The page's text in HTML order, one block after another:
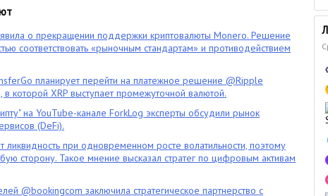
о прекращении поддержки криптовалюты Monero. Решение
соответствовать «рыночным стандартам» и противодействием
планирует перейти на платежное решение @Ripple
которой XRP выступает промежуточной валютой.
на YouTube-канале ForkLog эксперты обсудили рынок
(DeFi).
ликвидность при одновременном росте волатильности, поэтому
сторону. Такое мнение высказал стратег по цифровым активам
@bookingcom заключила стратегическое партнерство с